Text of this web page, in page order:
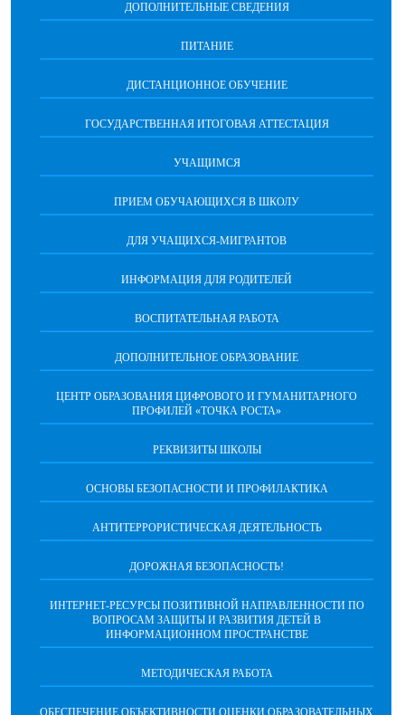
ДОПОЛНИТЕЛЬНЫЕ СВЕДЕНИЯ
ПИТАНИЕ
ДИСТАНЦИОННОЕ ОБУЧЕНИЕ
ГОСУДАРСТВЕННАЯ ИТОГОВАЯ АТТЕСТАЦИЯ
УЧАЩИМСЯ
ПРИЕМ ОБУЧАЮЩИХСЯ В ШКОЛУ
ДЛЯ УЧАЩИХСЯ-МИГРАНТОВ
ИНФОРМАЦИЯ ДЛЯ РОДИТЕЛЕЙ
ВОСПИТАТЕЛЬНАЯ РАБОТА
ДОПОЛНИТЕЛЬНОЕ ОБРАЗОВАНИЕ
ЦЕНТР ОБРАЗОВАНИЯ ЦИФРОВОГО И ГУМАНИТАРНОГО
ПРОФИЛЕЙ «ТОЧКА РОСТА»
РЕКВИЗИТЫ ШКОЛЫ
ОСНОВЫ БЕЗОПАСНОСТИ И ПРОФИЛАКТИКА
АНТИТЕРРОРИСТИЧЕСКАЯ ДЕЯТЕЛЬНОСТЬ
ДОРОЖНАЯ БЕЗОПАСНОСТЬ!
ИНТЕРНЕТ-РЕСУРСЫ ПОЗИТИВНОЙ НАПРАВЛЕННОСТИ ПО
ВОПРОСАМ ЗАЩИТЫ И РАЗВИТИЯ ДЕТЕЙ В
ИНФОРМАЦИОННОМ ПРОСТРАНСТВЕ
МЕТОДИЧЕСКАЯ РАБОТА
ОБЕСПЕЧЕНИЕ ОБЪЕКТИВНОСТИ ОЦЕНКИ ОБРАЗОВАТЕЛЬНЫХ